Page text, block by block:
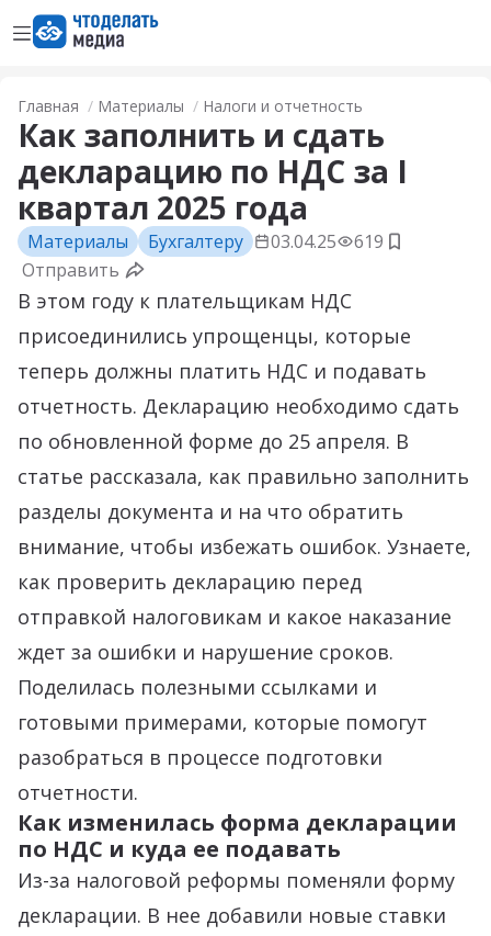
Открыть менюПерейти на главную страницу
Главная Материалы Налоги и отчетность
Как заполнить и сдать
декларацию по НДС за I
квартал 2025 года
Материалы Бухгалтеру 03.04.25 619 Добавить
Отправить
В этом году к плательщикам НДС
присоединились упрощенцы, которые
теперь должны платить НДС и подавать
отчетность. Декларацию необходимо сдать
по обновленной форме до 25 апреля. В
статье рассказала, как правильно заполнить
разделы документа и на что обратить
внимание, чтобы избежать ошибок. Узнаете,
как проверить декларацию перед
отправкой налоговикам и какое наказание
ждет за ошибки и нарушение сроков.
Поделилась полезными ссылками и
готовыми примерами, которые помогут
разобраться в процессе подготовки
отчетности.
Как изменилась форма декларации
по НДС и куда ее подавать
Из-за налоговой реформы поменяли форму
декларации. В нее добавили новые ставки